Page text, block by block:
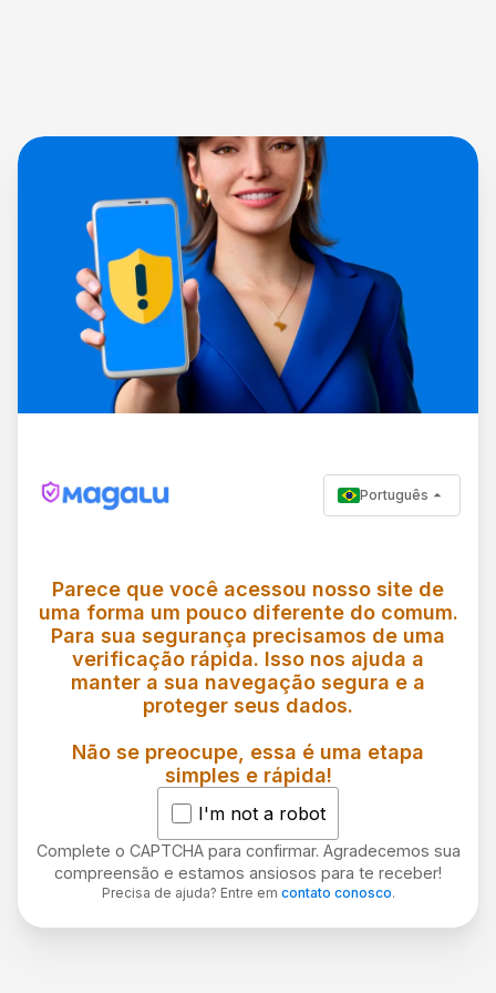
Português
Parece que você acessou nosso site de
uma forma um pouco diferente do comum.
Para sua segurança precisamos de uma
verificação rápida. Isso nos ajuda a
manter a sua navegação segura e a
proteger seus dados.
Não se preocupe, essa é uma etapa
simples e rápida!
I'm not a robot
Complete o CAPTCHA para confirmar. Agradecemos sua
compreensão e estamos ansiosos para te receber!
Precisa de ajuda? Entre em contato conosco.